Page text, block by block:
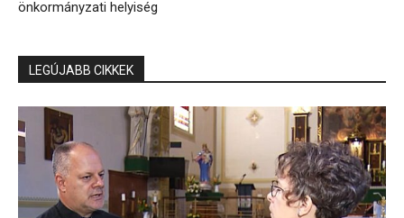
önkormányzati helyiség
LEGÚJABB CIKKEK